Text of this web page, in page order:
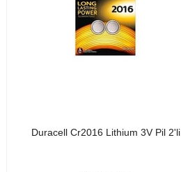
Duracell Cr2016 Lithium 3V Pil 2'li